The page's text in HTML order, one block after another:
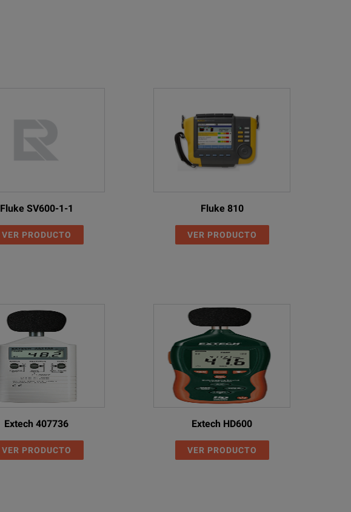
Fluke SV600-1-1
VER PRODUCTO
Fluke 810
VER PRODUCTO
Extech 407736
VER PRODUCTO
Extech HD600
VER PRODUCTO